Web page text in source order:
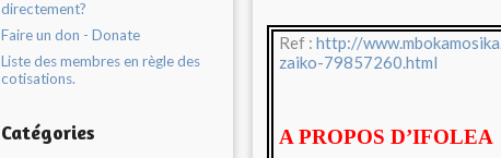
directement?
Faire un don - Donate
Liste des membres en règle des
cotisations.
Catégories
Ref :http://
zaiko-79857260.html
A PROPOS D’IFOLEA